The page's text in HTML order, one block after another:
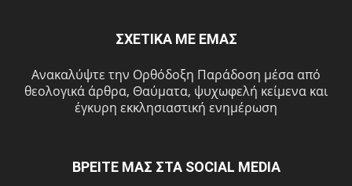
ΣΧΕΤΙΚΑ ΜΕ ΕΜΑΣ
Ανακαλύψτε την Ορθόδοξη Παράδοση μέσα από
θεολογικά άρθρα, Θαύματα, ψυχωφελή κείμενα και
έγκυρη εκκλησιαστική ενημέρωση
ΒΡΕΙΤΕ ΜΑΣ ΣΤΑ SOCIAL MEDIA